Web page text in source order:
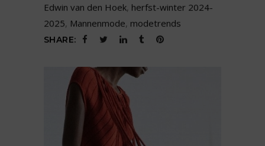
Edwin van den Hoek, herfst-winter 2024-
2025, Mannenmode, modetrends
SHARE: